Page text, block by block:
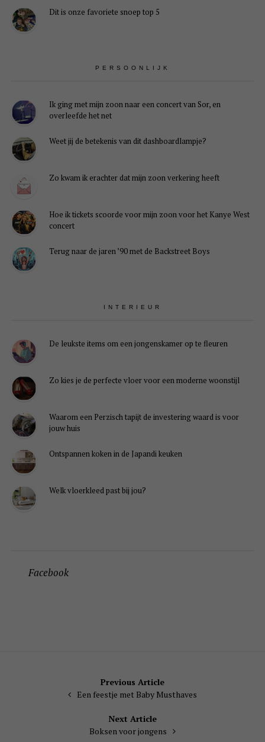
Dit is onze favoriete snoep top 5
PERSOONLIJK
Ik ging met mijn zoon naar een concert van Sor, en
overleefde het net
Weet jij de betekenis van dit dashboardlampje?
Zo kwam ik erachter dat mijn zoon verkering heeft
Hoe ik tickets scoorde voor mijn zoon voor het Kanye West
concert
Terug naar de jaren ’90 met de Backstreet Boys
INTERIEUR
De leukste items om een jongenskamer op te fleuren
Zo kies je de perfecte vloer voor een moderne woonstijl
Waarom een Perzisch tapijt de investering waard is voor
jouw huis
Ontspannen koken in de Japandi keuken
Welk vloerkleed past bij jou?
Facebook
navigatie
Previous Article
Een feestje met Baby Musthaves
Next Article
Boksen voor jongens